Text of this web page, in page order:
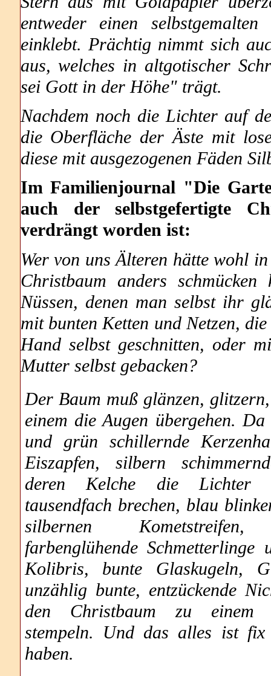
entweder einen
einklebt. Prächtig nimmt sich
aus, welches in altgotischer
sei Gott in der Höhe" trägt.
Nachdem noch die Lichter auf
die Oberfläche der Äste mit
diese mit ausgezogenen Fäden
Im Familienjournal "Die
auch der selbstgefertigte
verdrängt worden ist:
Wer von uns Älteren hätte wohl
Christbaum anders
Nüssen, denen man selbst ihr
mit bunten Ketten und Netzen,
Hand selbst geschnitten, oder
Mutter selbst gebacken?
Der Baum muß glänzen,
einem die Augen übergehen.
und grün schillernde
Eiszapfen, silbern
deren Kelche die Lichter
tausendfach brechen, blau
silbernen Kometstreifen,
farbenglühende Schmetterlinge
Kolibris, bunte Glaskugeln,
unzählig bunte, entzückende
den Christbaum zu einem
stempeln. Und das alles ist
haben.